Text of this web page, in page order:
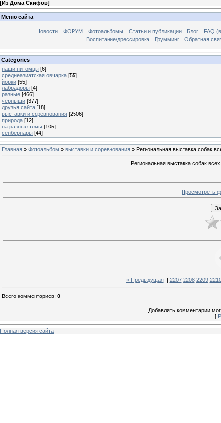
[Из Дома Скифов]
Меню сайта
Новости ФОРУМ Фотоальбомы Статьи и публикации Блог
FAQ
Воспитание/дрессировка
Грумминг Обратная
Categories
наши питомцы [6]
среднеазиатская овчарка [55]
йорки [55]
лабрадоры [4]
разные [466]
черныши [377]
друзья сайта [18]
выставки и соревнования [2506]
природа [12]
на разные темы [105]
сенбернары [44]
Главная » Фотоальбом » выставки и соревнования » Региональная выставка собак
Региональная выставка собак
Просмотреть
« Предыдущая| 2207 2208 2209 2210
Всего комментариев: 0
Добавлять комментарии
[
Полная версия сайта